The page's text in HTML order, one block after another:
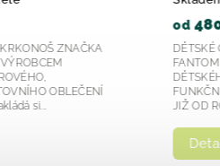
DĚTSKÉ OBLEČENÍ Z KRKONOŠ ZNAČKA
FANTOM JE ČESKÝM VÝROBCEM
DĚTSKÉHO OUTDOOROVÉHO,
FUNKČNÍHO A SPORTOVNÍHO OBLEČENÍ
JIŽ OD ROKU 1999. Zakládá si...